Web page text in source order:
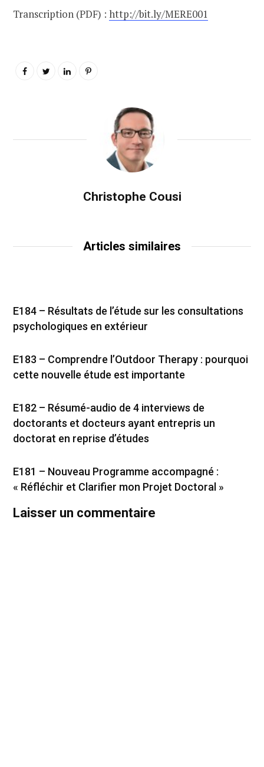
Transcription (PDF) : http://bit.ly/MERE001
Christophe Cousi
Articles similaires
E184 – Résultats de l’étude sur les consultations
psychologiques en extérieur
E183 – Comprendre l’Outdoor Therapy : pourquoi
cette nouvelle étude est importante
E182 – Résumé-audio de 4 interviews de
doctorants et docteurs ayant entrepris un
doctorat en reprise d’études
E181 – Nouveau Programme accompagné :
« Réfléchir et Clarifier mon Projet Doctoral »
Laisser un commentaire